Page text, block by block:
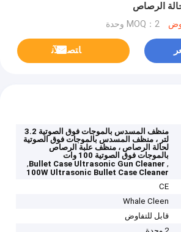
MOQ：2 وحدة
ﺎﺘﺼﻟ ﺍﻶﻧ
منظف ​​المسدس بالموجات فوق الصوتية 3.2
لتر ، منظف المسدس بالموجات فوق الصوتية
لحالة الرصاص ، منظف علبة الرصاص
بالموجات فوق الصوتية 100 وات
,
Bullet Case Ultrasonic Gun Cleaner
,
100W Ultrasonic Bullet Case Cleaner
CE
Whale Cleen
قابل للتفاوض